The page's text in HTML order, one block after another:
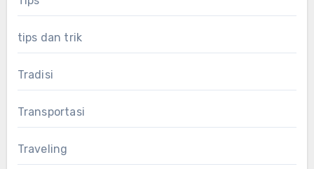
tips dan trik
Tradisi
Transportasi
Traveling